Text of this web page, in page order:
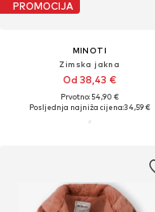
PROMOCIJA
MINOTI
Zimska jakna
Od 38,43 €
Prvotno: 54,90 €
Posljednja najniža cijena:34,59 €